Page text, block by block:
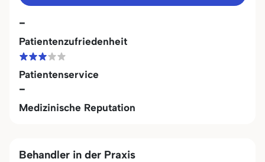
-
Patientenzufriedenheit
Patientenservice
-
Medizinische Reputation
Behandler in der Praxis